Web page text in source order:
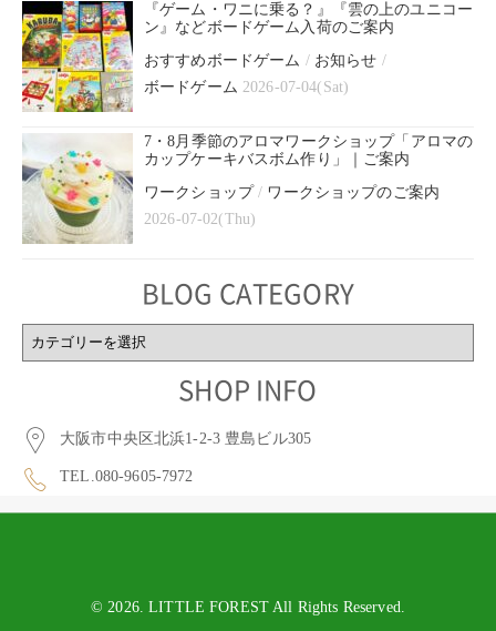
『ゲーム・ワニに乗る？』『雲の上のユニコー
ン』などボードゲーム入荷のご案内
おすすめボードゲーム / お知らせ /
ボードゲーム 2026-07-04(Sat)
7・8月季節のアロマワークショップ「アロマの
カップケーキバスボム作り」｜ご案内
ワークショップ/ ワークショップのご案内
2026-07-02(Thu)
BLOG CATEGORY
BLOG
CATEGORY
SHOP INFO
大阪市中央区北浜1-2-3 豊島ビル305
TEL.080-9605-7972
© 2026. LITTLE FOREST All Rights Reserved.